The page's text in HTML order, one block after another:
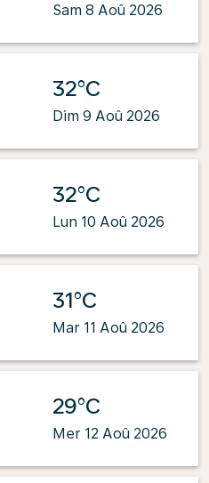
Sam 8 Aoû 2026
32°C
Dim 9 Aoû 2026
32°C
Lun 10 Aoû 2026
31°C
Mar 11 Aoû 2026
29°C
Mer 12 Aoû 2026